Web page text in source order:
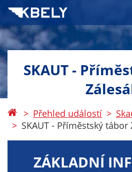
SKAUT -
Přehled událostí
SKAUT - Příměstský tábor
ZÁKLADNÍ